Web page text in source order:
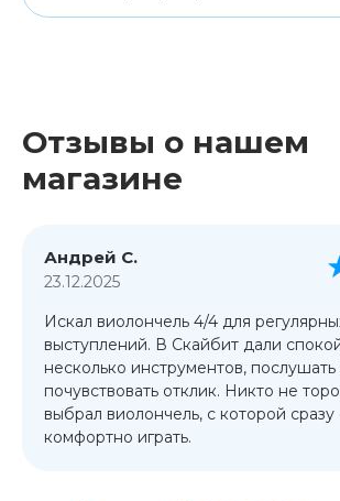
Отзывы о нашем
магазине
Андрей С.
23.12.2025
Искал виолончель 4/4 для
выступлений. В Скайбит дали
несколько инструментов, послушать
почувствовать отклик. Никто не
выбрал виолончель, с которой сразу
комфортно играть.